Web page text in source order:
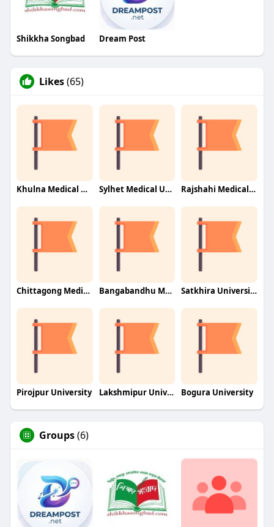
Shikkha Songbad Dream Post
Likes(65)
Khulna Medical University Sylhet Medical University Rajshahi Medical University
Chittagong Medical University Bangabandhu Medical University Satkhira University
Pirojpur University Lakshmipur University Bogura University
Groups(6)